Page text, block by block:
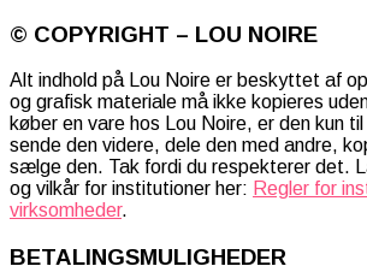
© COPYRIGHT – LOU NOIRE
Alt indhold på Lou Noire er beskyttet af
og grafisk materiale må ikke kopieres
køber en vare hos Lou Noire, er den kun
sende den videre, dele den med andre,
sælge den. Tak fordi du respekterer det.
og vilkår for institutioner her: Regler for
virksomheder.
BETALINGSMULIGHEDER